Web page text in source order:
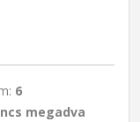
6
megadva